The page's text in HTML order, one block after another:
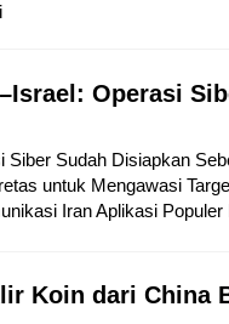
Operasi
Siber Sudah Disiapkan
untuk Mengawasi
Iran Aplikasi Populer
Koin dari China